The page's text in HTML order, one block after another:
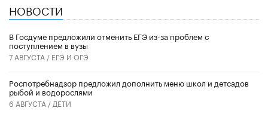
НОВОСТИ
В Госдуме предложили отменить ЕГЭ из-за проблем с
поступлением в вузы
7 АВГУСТА / ЕГЭ И ОГЭ
Роспотребнадзор предложил дополнить меню школ и детсадов
рыбой и водорослями
6 АВГУСТА / ДЕТИ